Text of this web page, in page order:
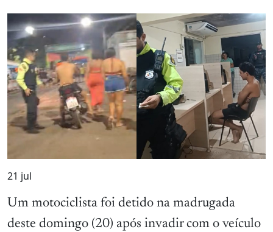
21 jul
Um motociclista foi detido na madrugada
deste domingo (20) após invadir com o veículo